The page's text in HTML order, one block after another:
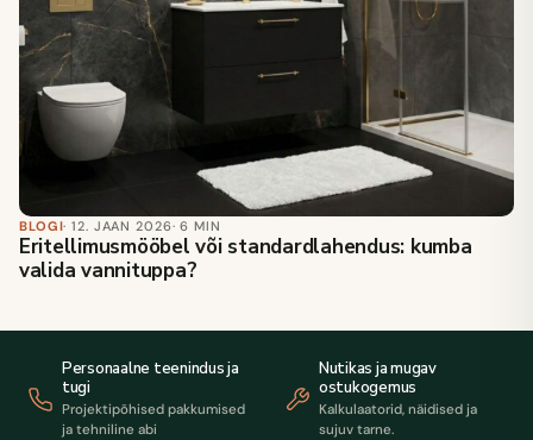
BLOGI· 12. JAAN 2026· 6 MIN
Eritellimusmööbel või standardlahendus: kumba
valida vannituppa?
Personaalne teenindus ja
tugi
Projektipõhised pakkumised
ja tehniline abi
Nutikas ja mugav
ostukogemus
Kalkulaatorid, näidised ja
sujuv tarne.